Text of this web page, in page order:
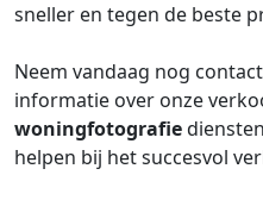
sneller en tegen de beste
Neem vandaag nog
informatie over onze
woningfotografie
helpen bij het succesvol